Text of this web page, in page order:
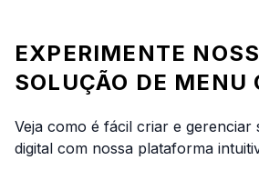
EXPERIMENTE
SOLUÇÃO DE MENU
Veja como é fácil criar e
digital com nossa plataforma